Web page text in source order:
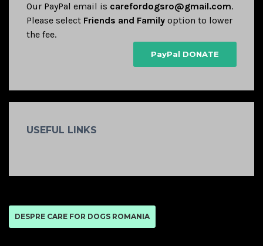
Our PayPal email is carefordogsro@gmail.com.
Please select Friends and Family option to lower
the fee.
PayPal DONATE
USEFUL LINKS
DESPRE CARE FOR DOGS ROMANIA